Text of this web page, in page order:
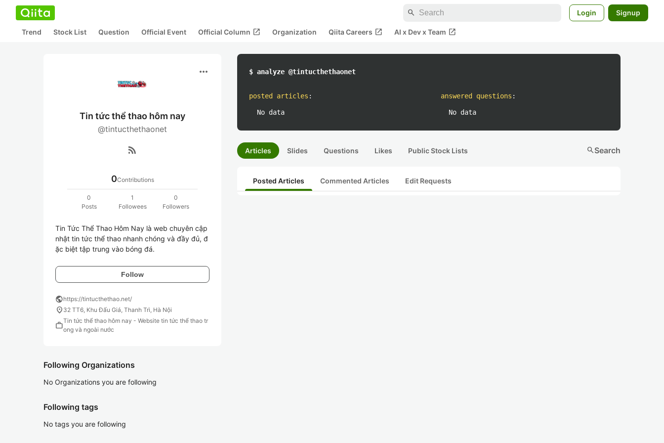
search Login Signup
Trend Stock List Question Official Event Official Column open_in_new Organization Qiita Careers open_in_new AI x Dev x Team open_in_new
more_horiz
Tin tức thể thao hôm nay
@tintucthethaonet
rss_feed
0Contributions
0
Posts
1
Followees
0
Followers
Tin Tức Thể Thao Hôm Nay là web chuyên cập
nhật tin tức thể thao nhanh chóng và đầy đủ, đ
ặc biệt tập trung vào bóng đá.
Follow
publichttps://tintucthethao.net/
location_on 32 TT6, Khu Đấu Giá, Thanh Trì, Hà Nội
workTin tức thể thao hôm nay - Website tin tức thể thao tr
ong và ngoài nước
Following Organizations
No Organizations you are following
Following tags
No tags you are following
$ analyze @tintucthethaonet
posted articles :
No data
answered questions :
No data
Articles Slides Questions Likes Public Stock Lists searchSearch
Posted Articles Commented Articles Edit Requests